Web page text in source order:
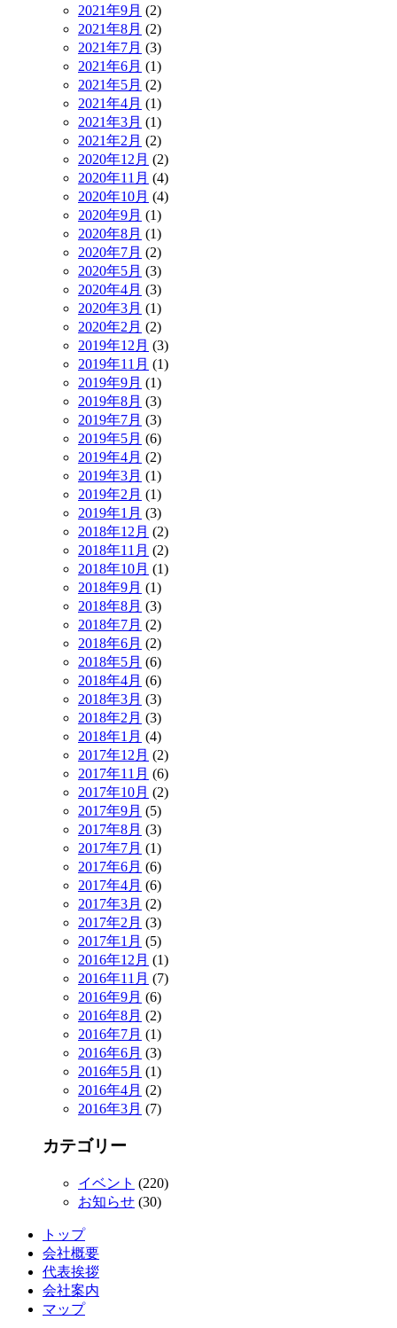
2021年9月 (2)
2021年8月 (2)
2021年7月 (3)
2021年6月 (1)
2021年5月 (2)
2021年4月 (1)
2021年3月 (1)
2021年2月 (2)
2020年12月 (2)
2020年11月 (4)
2020年10月 (4)
2020年9月 (1)
2020年8月 (1)
2020年7月 (2)
2020年5月 (3)
2020年4月 (3)
2020年3月 (1)
2020年2月 (2)
2019年12月 (3)
2019年11月 (1)
2019年9月 (1)
2019年8月 (3)
2019年7月 (3)
2019年5月 (6)
2019年4月 (2)
2019年3月 (1)
2019年2月 (1)
2019年1月 (3)
2018年12月 (2)
2018年11月 (2)
2018年10月 (1)
2018年9月 (1)
2018年8月 (3)
2018年7月 (2)
2018年6月 (2)
2018年5月 (6)
2018年4月 (6)
2018年3月 (3)
2018年2月 (3)
2018年1月 (4)
2017年12月 (2)
2017年11月 (6)
2017年10月 (2)
2017年9月 (5)
2017年8月 (3)
2017年7月 (1)
2017年6月 (6)
2017年4月 (6)
2017年3月 (2)
2017年2月 (3)
2017年1月 (5)
2016年12月 (1)
2016年11月 (7)
2016年9月 (6)
2016年8月 (2)
2016年7月 (1)
2016年6月 (3)
2016年5月 (1)
2016年4月 (2)
2016年3月 (7)
カテゴリー
イベント (220)
お知らせ (30)
トップ
会社概要
代表挨拶
会社案内
マップ